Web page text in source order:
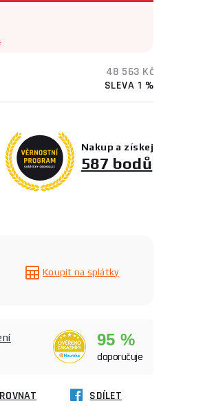
48 563 Kč
SLEVA 1 %
Nakup a získej
587 bodů
Koupit na splátky
95 %
doporučuje
SDÍLET